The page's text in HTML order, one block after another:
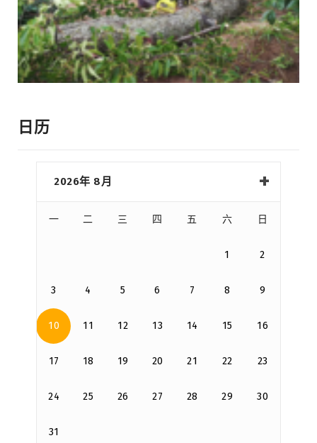
日历
2026年 8月
一 二 三 四 五 六 日
1 2
3 4 5 6 7 8 9
10 11 12 13 14 15 16
17 18 19 20 21 22 23
24 25 26 27 28 29 30
31